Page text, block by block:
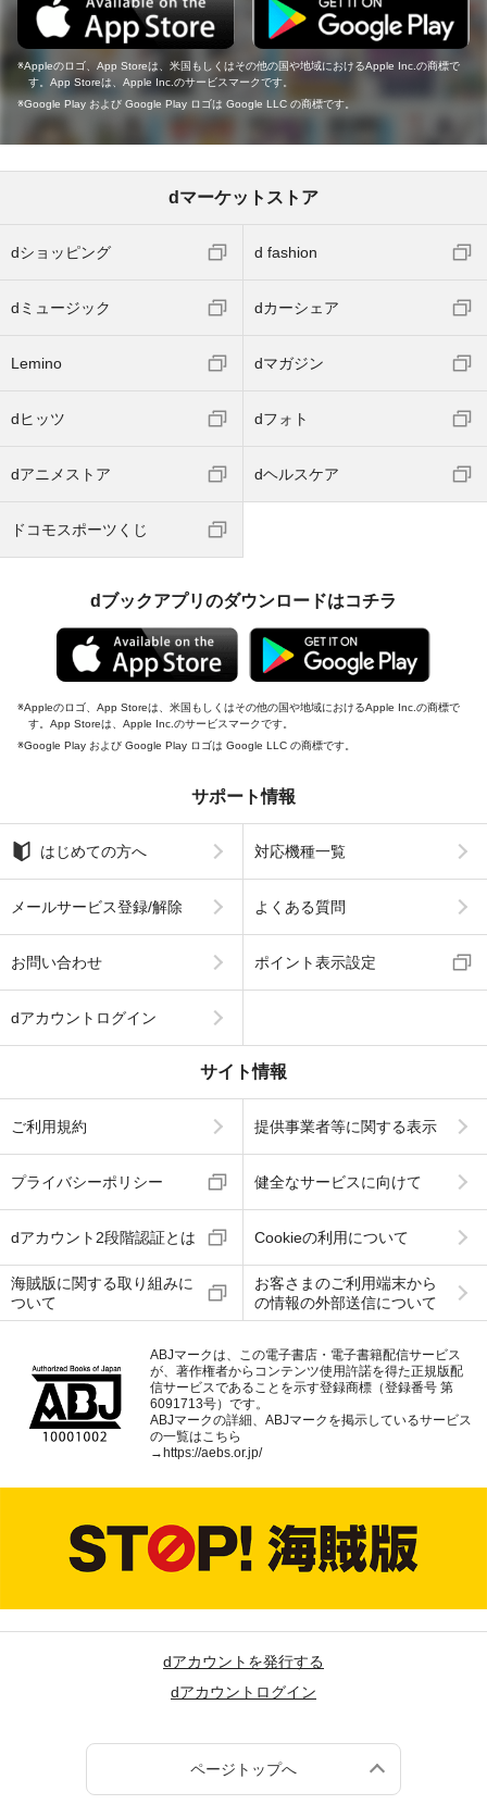
Appleのロゴ、App Storeは、米国もしくはその他の国や地域におけるApple Inc.の商標で
す。App Storeは、Apple Inc.のサービスマークです。
Google Play および Google Play ロゴは Google LLC の商標です。
dマーケットストア
dショッピング d fashion
dミュージック dカーシェア
Lemino dマガジン
dヒッツ dフォト
dアニメストア dヘルスケア
ドコモスポーツくじ
dブックアプリのダウンロードはコチラ
Appleのロゴ、App Storeは、米国もしくはその他の国や地域におけるApple Inc.の商標で
す。App Storeは、Apple Inc.のサービスマークです。
Google Play および Google Play ロゴは Google LLC の商標です。
サポート情報
はじめての方へ 対応機種一覧
メールサービス登録/解除 よくある質問
お問い合わせ ポイント表示設定
dアカウントログイン
サイト情報
ご利用規約 提供事業者等に関する表示
プライバシーポリシー 健全なサービスに向けて
dアカウント2段階認証とは Cookieの利用について
海賊版に関する取り組みに
ついて
お客さまのご利用端末から
の情報の外部送信について
ABJマークは、この電子書店・電子書籍配信サービス
が、著作権者からコンテンツ使用許諾を得た正規版配
信サービスであることを示す登録商標（登録番号 第
6091713号）です。
ABJマークの詳細、ABJマークを掲示しているサービス
の一覧はこちら
→https://aebs.or.jp/
dアカウントを発行する
dアカウントログイン
ページトップへ